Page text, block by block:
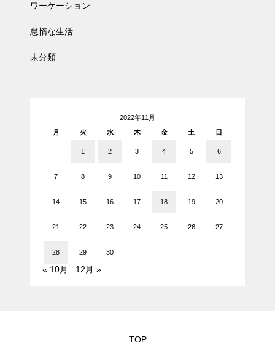
ワーケーション
怠惰な生活
未分類
2022年11月
月
火 水 木 金 土 日
1 2 3 4 5 6
7 8 9 10 11 12 13
14 15 16 17 18 19 20
21 22 23 24 25 26 27
28 29 30
« 10月 12月 »
TOP